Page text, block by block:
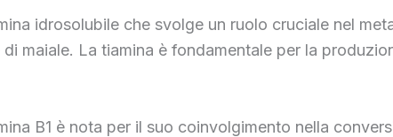
idrosolubile che svolge un ruolo cruciale nel
maiale. La tiamina è fondamentale per la
B1 è nota per il suo coinvolgimento nella